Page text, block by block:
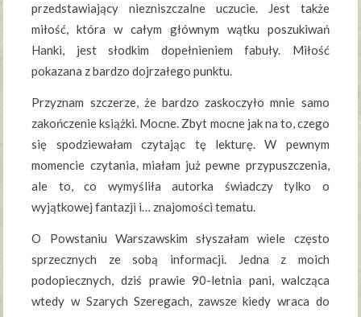
przedstawiający niezniszczalne uczucie. Jest także
miłość, która w całym głównym wątku poszukiwań
Hanki, jest słodkim dopełnieniem fabuły. Miłość
pokazana z bardzo dojrzałego punktu.
Przyznam szczerze, że bardzo zaskoczyło mnie samo
zakończenie książki. Mocne. Zbyt mocne jak na to, czego
się spodziewałam czytając tę lekturę. W pewnym
momencie czytania, miałam już pewne przypuszczenia,
ale to, co wymyśliła autorka świadczy tylko o
wyjątkowej fantazji i… znajomości tematu.
O Powstaniu Warszawskim słyszałam wiele często
sprzecznych ze sobą informacji. Jedna z moich
podopiecznych, dziś prawie 90-letnia pani, walcząca
wtedy w Szarych Szeregach, zawsze kiedy wraca do